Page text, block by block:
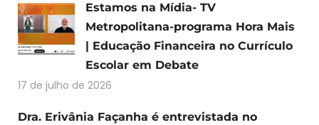
Estamos na Mídia- TV
Metropolitana-programa Hora Mais
| Educação Financeira no Currículo
Escolar em Debate
17 de julho de 2026
Dra. Erivânia Façanha é entrevistada no